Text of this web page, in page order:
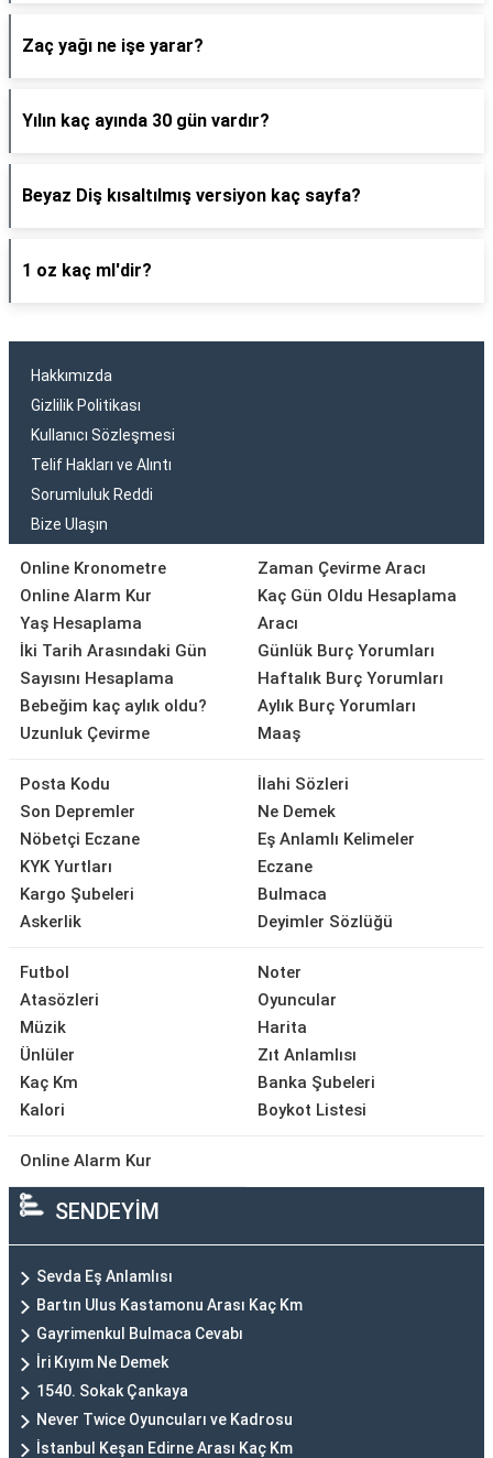
Zaç yağı ne işe yarar?
Yılın kaç ayında 30 gün vardır?
Beyaz Diş kısaltılmış versiyon kaç sayfa?
1 oz kaç ml'dir?
Hakkımızda
Gizlilik Politikası
Kullanıcı Sözleşmesi
Telif Hakları ve Alıntı
Sorumluluk Reddi
Bize Ulaşın
Online Kronometre
Online Alarm Kur
Yaş Hesaplama
İki Tarih Arasındaki Gün
Sayısını Hesaplama
Bebeğim kaç aylık oldu?
Uzunluk Çevirme
Zaman Çevirme Aracı
Kaç Gün Oldu Hesaplama
Aracı
Günlük Burç Yorumları
Haftalık Burç Yorumları
Aylık Burç Yorumları
Maaş
Posta Kodu
Son Depremler
Nöbetçi Eczane
KYK Yurtları
Kargo Şubeleri
Askerlik
İlahi Sözleri
Ne Demek
Eş Anlamlı Kelimeler
Eczane
Bulmaca
Deyimler Sözlüğü
Futbol
Atasözleri
Müzik
Ünlüler
Kaç Km
Kalori
Noter
Oyuncular
Harita
Zıt Anlamlısı
Banka Şubeleri
Boykot Listesi
Online Alarm Kur
SENDEYİM
Sevda Eş Anlamlısı
Bartın Ulus Kastamonu Arası Kaç Km
Gayrimenkul Bulmaca Cevabı
İri Kıyım Ne Demek
1540. Sokak Çankaya
Never Twice Oyuncuları ve Kadrosu
İstanbul Keşan Edirne Arası Kaç Km